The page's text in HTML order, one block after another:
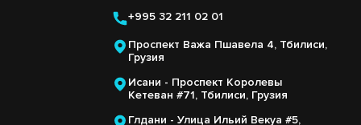
+995 32 211 02 01
Проспект Важа Пшавела 4, Тбилиси,
Грузия
Исани - Проспект Королевы
Кетеван #71, Тбилиси, Грузия
Глдани - Улица Ильий Векуа #5,